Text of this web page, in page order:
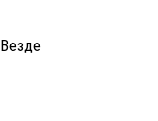
Везде